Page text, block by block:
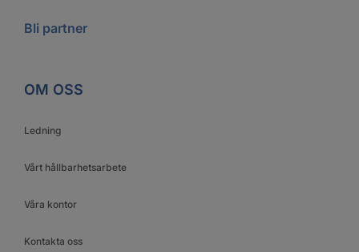
Bli partner
OM OSS
Ledning
Vårt hållbarhetsarbete
Våra kontor
Kontakta oss